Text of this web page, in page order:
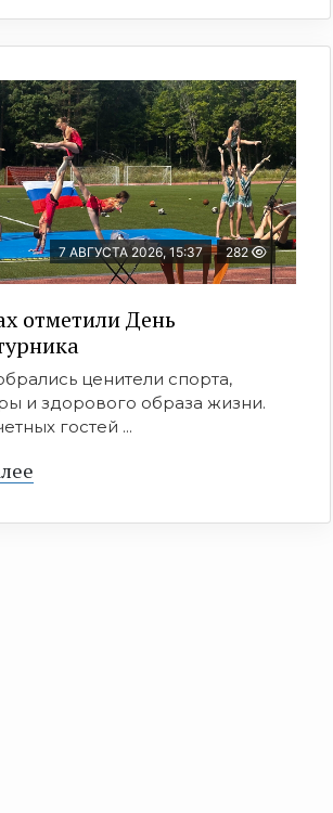
7 АВГУСТА 2026, 15:37 282
отметили День
ценители спорта,
и здорового образа жизни.
гостей ...